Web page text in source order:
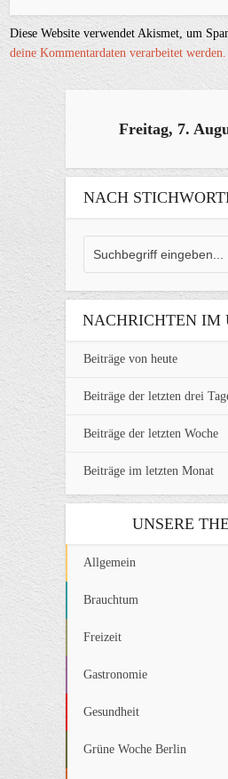
Diese Website verwendet Akismet, um
deine Kommentardaten verarbeitet werden.
Freitag, 7.
NACH
NACHRICHTEN IM
Beiträge von heute
Beiträge der letzten drei
Beiträge der letzten Woche
Beiträge im letzten Monat
UNSERE
Allgemein
Brauchtum
Freizeit
Gastronomie
Gesundheit
Grüne Woche Berlin